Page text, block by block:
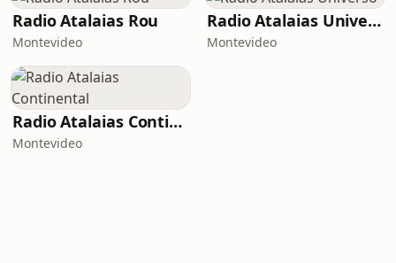
Radio Atalaias Rou
Montevideo
Radio Atalaias Universo
Montevideo
Radio Atalaias Continental
Montevideo